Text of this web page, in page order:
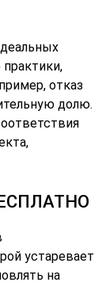
отказ
долю.
устаревает
на